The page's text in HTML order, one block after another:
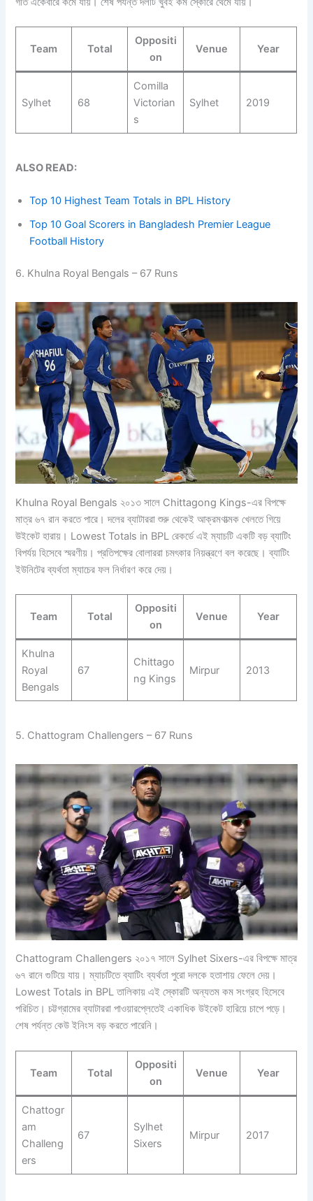
Team Total
Oppositi
on
Venue Year
Sylhet 68
Comilla
Victorian
s
Sylhet 2019
ALSO READ:
Top 10 Highest Team Totals in BPL History
Top 10 Goal Scorers in Bangladesh Premier League
Football History
6. Khulna Royal Bengals – 67 Runs
Khulna Royal Bengals ২০১৩ সালে Chittagong Kings-এর বিপক্ষে
মাত্র ৬৭ রান করতে পারে। দলের ব্যাটাররা শুরু থেকেই আক্রমণাত্মক খেলতে গিয়ে
উইকেট হারায়। Lowest Totals in BPL রেকর্ডে এই ম্যাচটি একটি বড় ব্যাটিং
বিপর্যয় হিসেবে স্মরণীয়। প্রতিপক্ষের বোলাররা চমৎকার নিয়ন্ত্রণে বল করেছে। ব্যাটিং
ইউনিটের ব্যর্থতা ম্যাচের ফল নির্ধারণ করে দেয়।
Team Total
Oppositi
on
Venue Year
Khulna
Royal
Bengals
67
Chittago
ng Kings
Mirpur 2013
5. Chattogram Challengers – 67 Runs
Chattogram Challengers ২০১৭ সালে Sylhet Sixers-এর বিপক্ষে মাত্র
৬৭ রানে গুটিয়ে যায়। ম্যাচটিতে ব্যাটিং ব্যর্থতা পুরো দলকে হতাশায় ফেলে দেয়।
Lowest Totals in BPL তালিকায় এই স্কোরটি অন্যতম কম সংগ্রহ হিসেবে
পরিচিত। চট্টগ্রামের ব্যাটাররা পাওয়ারপ্লেতেই একাধিক উইকেট হারিয়ে চাপে পড়ে।
শেষ পর্যন্ত কেউ ইনিংস বড় করতে পারেনি।
Team Total
Oppositi
on
Venue Year
Chattogr
am
Challeng
ers
67
Sylhet
Sixers
Mirpur 2017